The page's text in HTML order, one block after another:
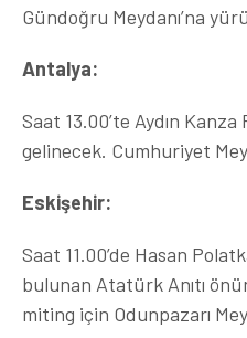
Gündoğru Meydanı’na
Antalya:
Saat 13.00’te Aydın Kanza
gelinecek. Cumhuriyet
Eskişehir:
Saat 11.00’de Hasan
bulunan Atatürk Anıtı
miting için Odunpazarı